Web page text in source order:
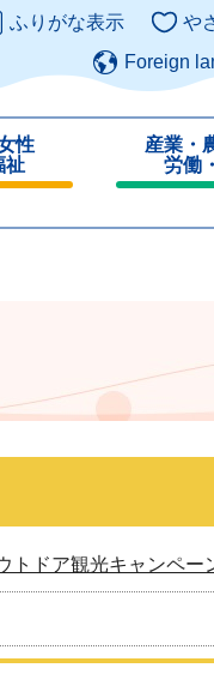
ふりがな表示 や
Foreign
性
祉
産業・
労働
じ
トドア観光キャンペー